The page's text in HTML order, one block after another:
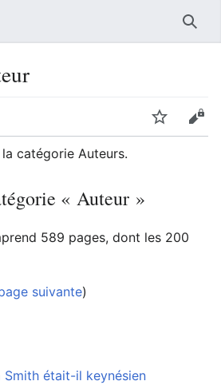
Suivre
catégorie Auteurs.
« Auteur »
589 pages, dont les 200
suivante)
Smith était-il keynésien